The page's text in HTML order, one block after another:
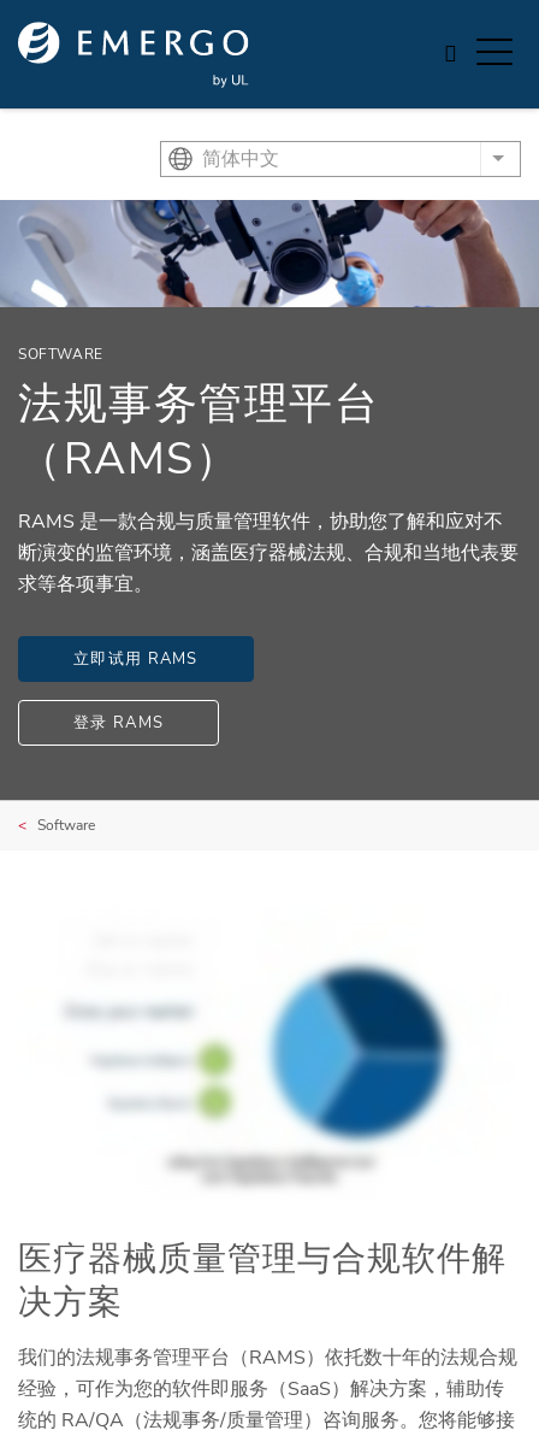
Skip to main content
简体中文 List
SOFTWARE
法规事务管理平台
（RAMS）
RAMS 是一款合规与质量管理软件，协助您了解和应对不
断演变的监管环境，涵盖医疗器械法规、合规和当地代表要
求等各项事宜。
立即试用 RAMS
登录 RAMS
Software
医疗器械质量管理与合规软件解
决方案
我们的法规事务管理平台（RAMS）依托数十年的法规合规
经验，可作为您的软件即服务（SaaS）解决方案，辅助传
统的 RA/QA（法规事务/质量管理）咨询服务。您将能够接